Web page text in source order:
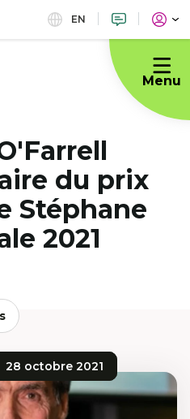
EN
Menu
du prix
Stéphane
2021
28 octobre 2021